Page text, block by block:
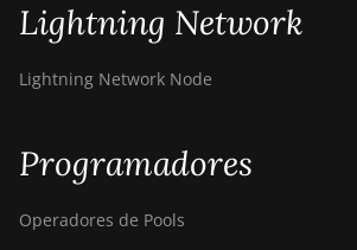
Lightning Network
Lightning Network Node
Programadores
Operadores de Pools